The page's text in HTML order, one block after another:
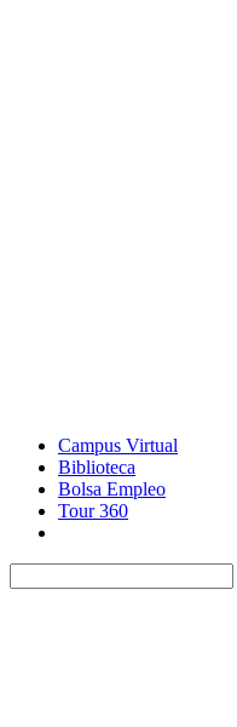
Campus Virtual
Biblioteca
Bolsa Empleo
Tour 360